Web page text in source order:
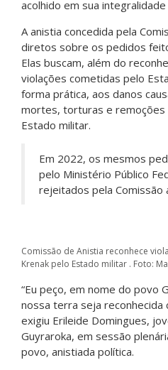
acolhido em sua
A anistia concedida pela
diretos sobre os pedidos
Elas buscam, além do
violações cometidas pelo
forma prática, aos danos
mortes, torturas e remoções
Estado militar.
Em 2022, os mesmos
pelo Ministério Público
rejeitados pela Comissão
Comissão de Anistia reconhece
Krenak pelo Estado militar . Foto:
“Eu peço, em nome do povo
nossa terra seja reconhecida
exigiu Erileide Domingues,
Guyraroka, em sessão
povo, anistiada política.